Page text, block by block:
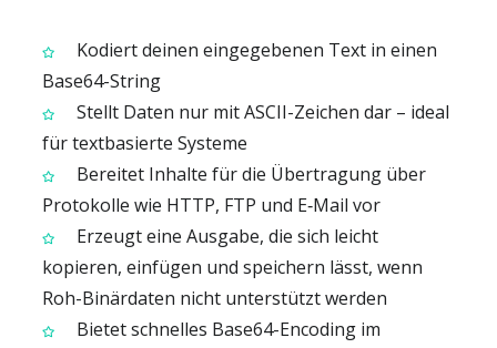
Kodiert deinen eingegebenen Text in einen
Base64-String
Stellt Daten nur mit ASCII-Zeichen dar – ideal
für textbasierte Systeme
Bereitet Inhalte für die Übertragung über
Protokolle wie HTTP, FTP und E‑Mail vor
Erzeugt eine Ausgabe, die sich leicht
kopieren, einfügen und speichern lässt, wenn
Roh-Binärdaten nicht unterstützt werden
Bietet schnelles Base64-Encoding im